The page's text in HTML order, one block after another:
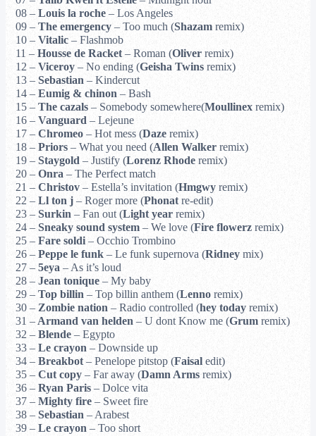
08 – Louis la roche– Los Angeles
09 – The emergency– Too much (Shazamremix)
10 – Vitalic– Flashmob
11 – Housse de Racket– Roman (Oliverremix)
12 – Viceroy– No ending (Geisha Twinsremix)
13 – Sebastian– Kindercut
14 – Eumig & chinon– Bash
15 – The cazals– Somebody somewhere(Moullinexremix)
16 – Vanguard– Lejeune
17 – Chromeo– Hot mess (Dazeremix)
18 – Priors– What you need (Allen Walkerremix)
19 – Staygold– Justify (Lorenz Rhoderemix)
20 – Onra – The Perfect match
21 – Christov– Estella’s invitation (Hmgwyremix)
22 – Ll ton j– Roger more (Phonatre-edit)
23 – Surkin– Fan out (Light yearremix)
24 – Sneaky sound system– We love (Fire flowerzremix)
25 – Fare soldi– Occhio Trombino
26 –Peppe le funk– Le funk supernova (Ridneymix)
27 – 5eya – As it’s loud
28 – Jean tonique– My baby
29 – Top billin– Top billin anthem (Lennoremix)
30 – Zombie nation– Radio controlled (hey todayremix)
31 –Armand van helden– U dont Know me (Grumremix)
32 –Blende– Egypto
33 – Le crayon– Downside up
34 –Breakbot– Penelope pitstop (Faisaledit)
35 – Cut copy– Far away (Damn Armsremix)
36 – Ryan Paris– Dolce vita
37 – Mighty fire– Sweet fire
38 – Sebastian– Arabest
39 – Le crayon– Too short